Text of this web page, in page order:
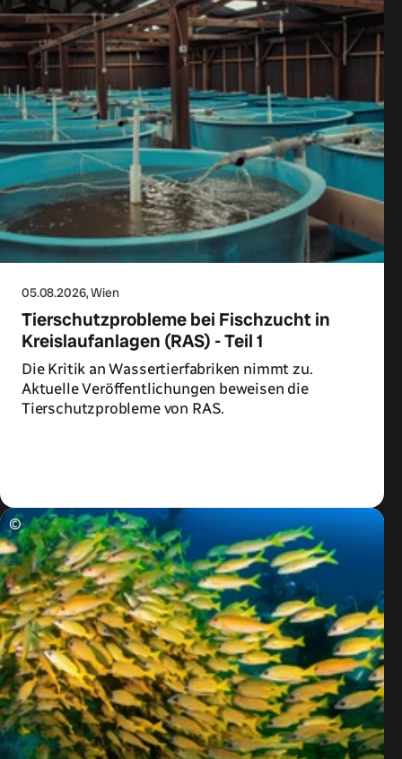
05.08.2026, Wien
Tierschutzprobleme bei Fischzucht in
Kreislaufanlagen (RAS) - Teil 1
Die Kritik an Wassertierfabriken nimmt zu.
Aktuelle Veröffentlichungen beweisen die
Tierschutzprobleme von RAS.
©